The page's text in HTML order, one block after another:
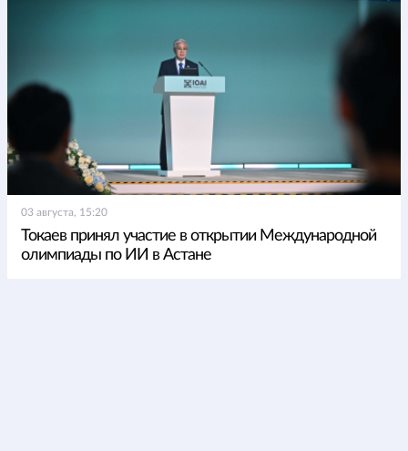
03 августа, 15:20
Токаев принял участие в открытии Международной
олимпиады по ИИ в Астане